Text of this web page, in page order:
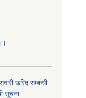
खरिद सम्बन्धी
सूचना